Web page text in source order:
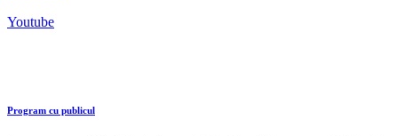
Youtube
Program cu publicul